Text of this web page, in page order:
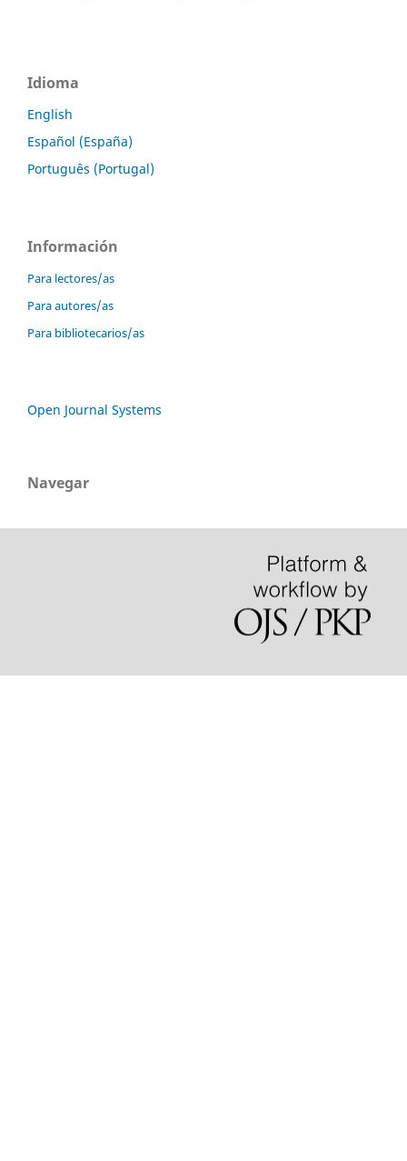
Idioma
English
Español (España)
Português (Portugal)
Información
Para lectores/as
Para autores/as
Para bibliotecarios/as
Open Journal Systems
Navegar